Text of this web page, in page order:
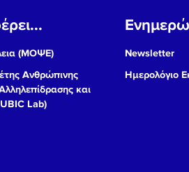
(ΜΟΨΕ)
Ανθρώπινης
και
Lab)
Newsletter
Ημερολόγιο